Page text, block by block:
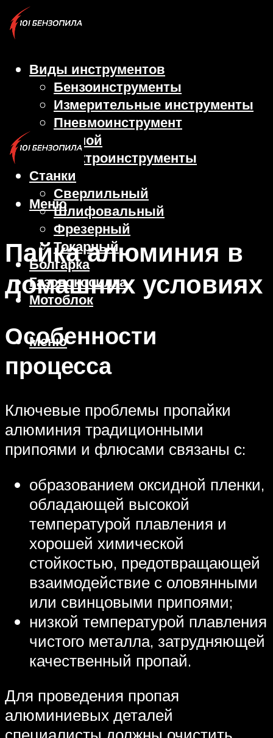
Виды инструментов
Бензоинструменты
Измерительные инструменты
Пневмоинструмент
Ручной
Электроинструменты
Станки
Сверлильный
Шлифовальный
Фрезерный
Токарный
Болгарка
Газонокосилка
Мотоблок
Меню
Меню
Пайка алюминия в
домашних условиях
Особенности
процесса
Ключевые проблемы пропайки
алюминия традиционными
припоями и флюсами связаны с:
образованием оксидной пленки,
обладающей высокой
температурой плавления и
хорошей химической
стойкостью, предотвращающей
взаимодействие с оловянными
или свинцовыми припоями;
низкой температурой плавления
чистого металла, затрудняющей
качественный пропай.
Для проведения пропая
алюминиевых деталей